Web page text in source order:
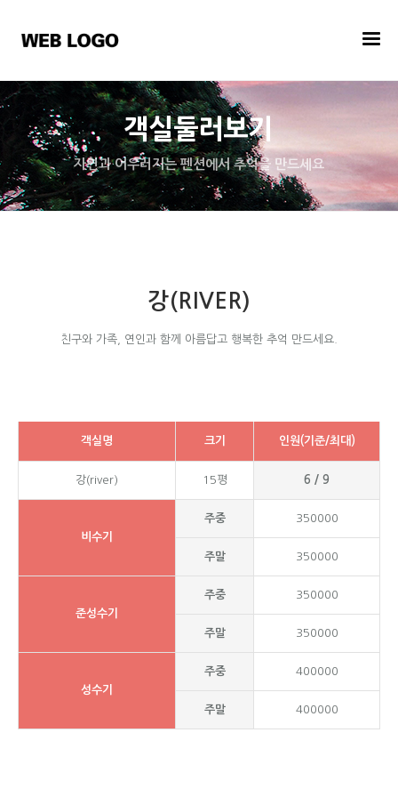
객실둘러보기
자연과 어우러지는 펜션에서 추억을 만드세요
강(RIVER)
친구와 가족, 연인과 함께 아름답고 행복한 추억 만드세요.
객실명 크기 인원(기준/최대)
강(river) 15평 6 / 9
비수기
주중 350000
주말 350000
준성수기
주중 350000
주말 350000
성수기
주중 400000
주말 400000